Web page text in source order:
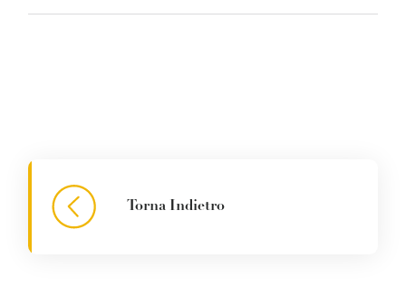
Torna Indietro